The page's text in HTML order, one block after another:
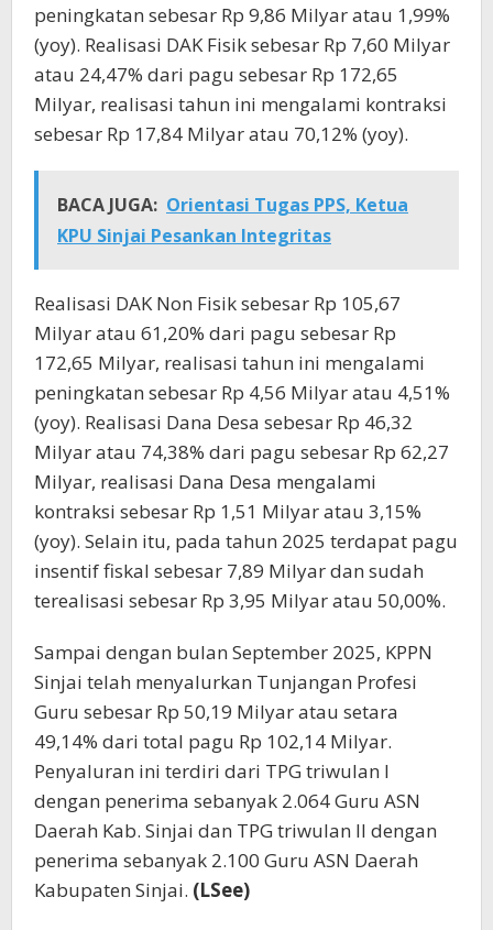
peningkatan sebesar Rp 9,86 Milyar atau 1,99%
(yoy). Realisasi DAK Fisik sebesar Rp 7,60 Milyar
atau 24,47% dari pagu sebesar Rp 172,65
Milyar, realisasi tahun ini mengalami kontraksi
sebesar Rp 17,84 Milyar atau 70,12% (yoy).
BACA JUGA: Orientasi Tugas PPS, Ketua
KPU Sinjai Pesankan Integritas
Realisasi DAK Non Fisik sebesar Rp 105,67
Milyar atau 61,20% dari pagu sebesar Rp
172,65 Milyar, realisasi tahun ini mengalami
peningkatan sebesar Rp 4,56 Milyar atau 4,51%
(yoy). Realisasi Dana Desa sebesar Rp 46,32
Milyar atau 74,38% dari pagu sebesar Rp 62,27
Milyar, realisasi Dana Desa mengalami
kontraksi sebesar Rp 1,51 Milyar atau 3,15%
(yoy). Selain itu, pada tahun 2025 terdapat pagu
insentif fiskal sebesar 7,89 Milyar dan sudah
terealisasi sebesar Rp 3,95 Milyar atau 50,00%.
Sampai dengan bulan September 2025, KPPN
Sinjai telah menyalurkan Tunjangan Profesi
Guru sebesar Rp 50,19 Milyar atau setara
49,14% dari total pagu Rp 102,14 Milyar.
Penyaluran ini terdiri dari TPG triwulan I
dengan penerima sebanyak 2.064 Guru ASN
Daerah Kab. Sinjai dan TPG triwulan II dengan
penerima sebanyak 2.100 Guru ASN Daerah
Kabupaten Sinjai. (LSee)